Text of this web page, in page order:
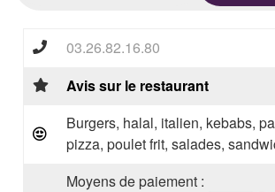
03.26.82.16.80
Avis sur le restaurant
Burgers, halal, italien, kebabs,
pizza, poulet frit, salades,
Moyens de paiement :